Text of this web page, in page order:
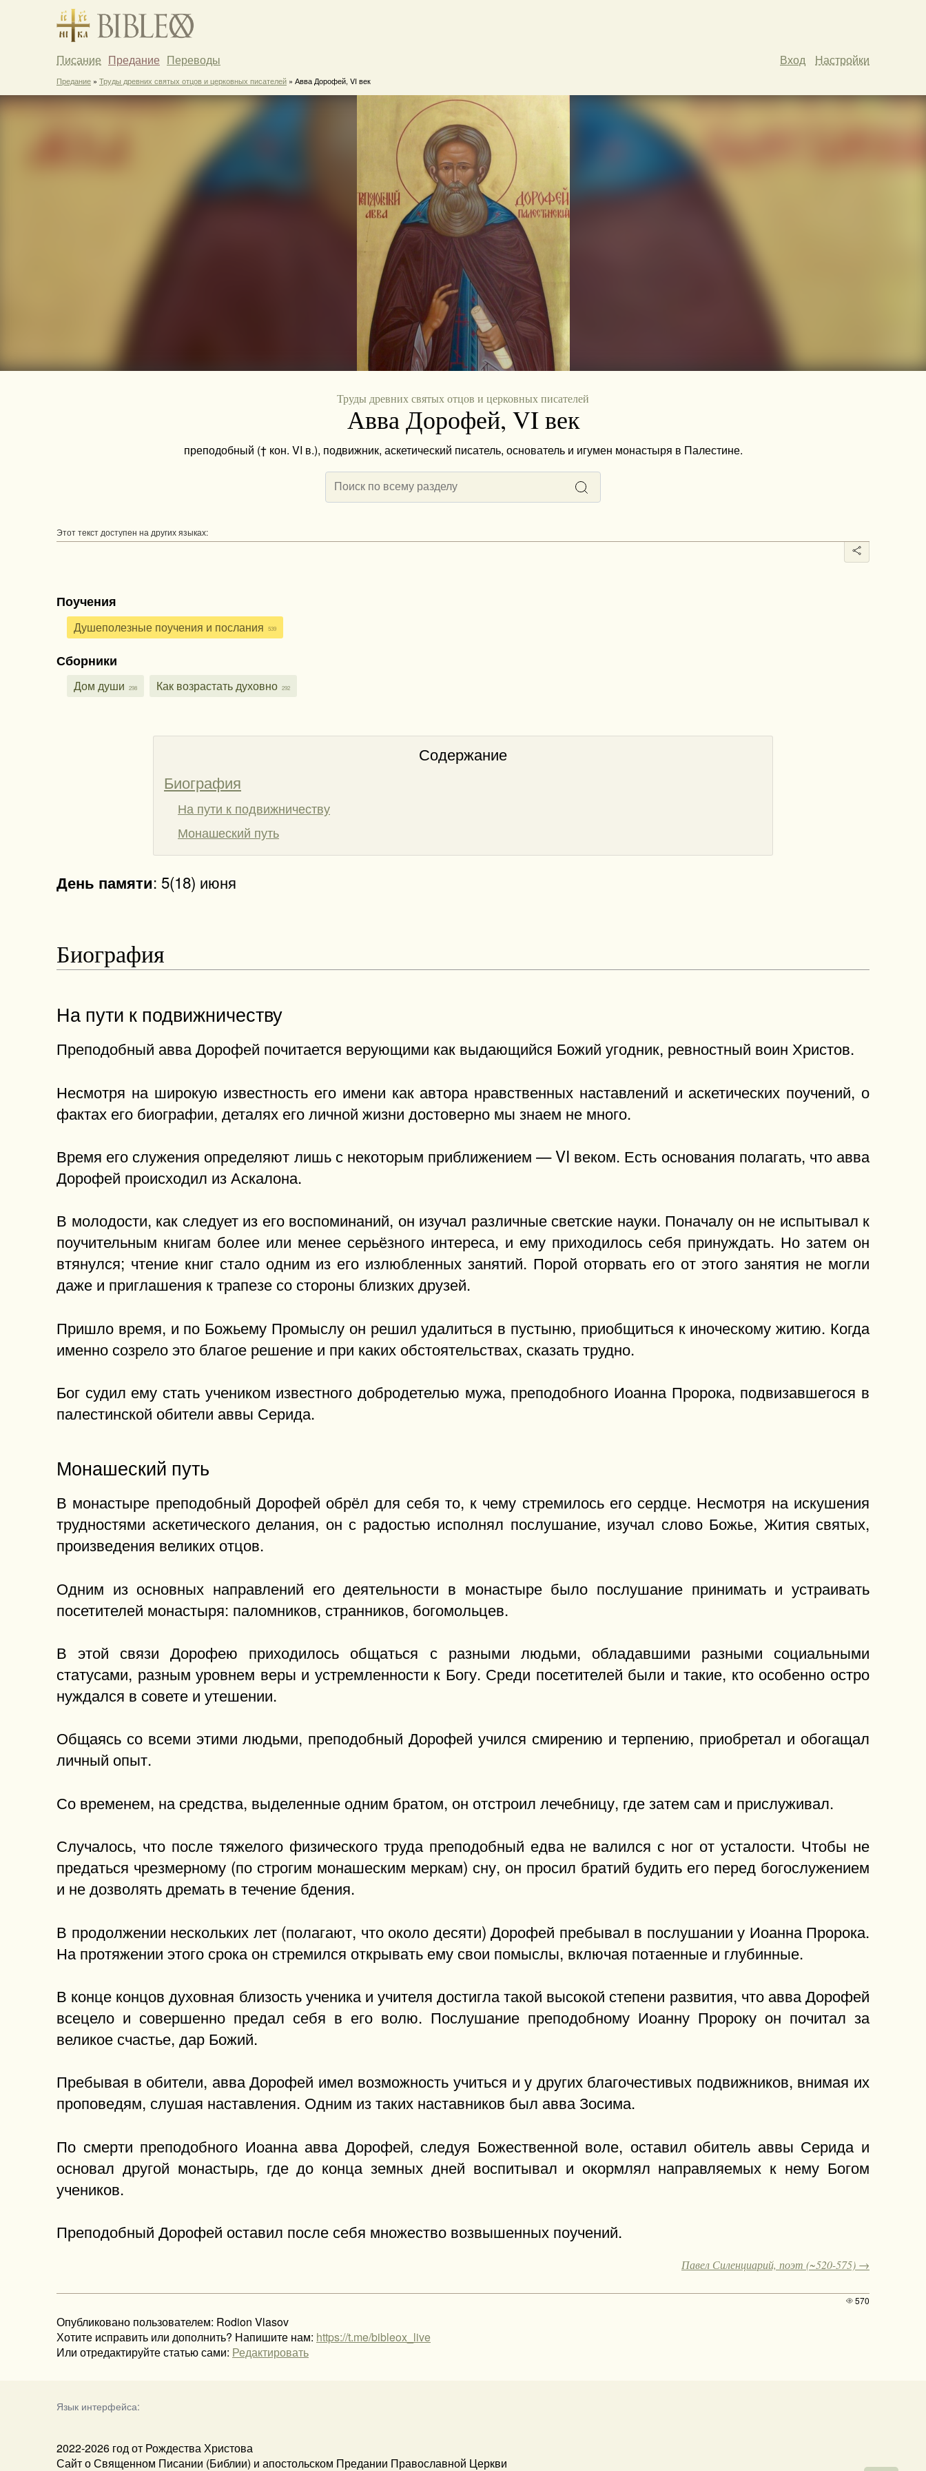
Писание Предание Переводы Вход Настройки
Предание » Труды древних святых отцов и церковных писателей » Авва Дорофей, VI век
Труды древних святых отцов и церковных писателей
Авва Дорофей, VI век
преподобный († кон. VI в.), подвижник, аскетический писатель, основатель и игумен монастыря в Палестине.
Этот текст доступен на других языках:
Поучения
Душеполезные поучения и послания 539
Сборники
Дом души 298 Как возрастать духовно 292
Содержание
Биография
На пути к подвижничеству
Монашеский путь
День памяти: 5(18) июня
Биография
На пути к подвижничеству
Преподобный авва Дорофей почитается верующими как выдающийся Божий угодник, ревностный воин Христов.
Несмотря на широкую известность его имени как автора нравственных наставлений и аскетических поучений, о
фактах его биографии, деталях его личной жизни достоверно мы знаем не много.
Время его служения определяют лишь с некоторым приближением — VI веком. Есть основания полагать, что авва
Дорофей происходил из Аскалона.
В молодости, как следует из его воспоминаний, он изучал различные светские науки. Поначалу он не испытывал к
поучительным книгам более или менее серьёзного интереса, и ему приходилось себя принуждать. Но затем он
втянулся; чтение книг стало одним из его излюбленных занятий. Порой оторвать его от этого занятия не могли
даже и приглашения к трапезе со стороны близких друзей.
Пришло время, и по Божьему Промыслу он решил удалиться в пустыню, приобщиться к иноческому житию. Когда
именно созрело это благое решение и при каких обстоятельствах, сказать трудно.
Бог судил ему стать учеником известного добродетелью мужа, преподобного Иоанна Пророка, подвизавшегося в
палестинской обители аввы Серида.
Монашеский путь
В монастыре преподобный Дорофей обрёл для себя то, к чему стремилось его сердце. Несмотря на искушения
трудностями аскетического делания, он с радостью исполнял послушание, изучал слово Божье, Жития святых,
произведения великих отцов.
Одним из основных направлений его деятельности в монастыре было послушание принимать и устраивать
посетителей монастыря: паломников, странников, богомольцев.
В этой связи Дорофею приходилось общаться с разными людьми, обладавшими разными социальными
статусами, разным уровнем веры и устремленности к Богу. Среди посетителей были и такие, кто особенно остро
нуждался в совете и утешении.
Общаясь со всеми этими людьми, преподобный Дорофей учился смирению и терпению, приобретал и обогащал
личный опыт.
Со временем, на средства, выделенные одним братом, он отстроил лечебницу, где затем сам и прислуживал.
Случалось, что после тяжелого физического труда преподобный едва не валился с ног от усталости. Чтобы не
предаться чрезмерному (по строгим монашеским меркам) сну, он просил братий будить его перед богослужением
и не дозволять дремать в течение бдения.
В продолжении нескольких лет (полагают, что около десяти) Дорофей пребывал в послушании у Иоанна Пророка.
На протяжении этого срока он стремился открывать ему свои помыслы, включая потаенные и глубинные.
В конце концов духовная близость ученика и учителя достигла такой высокой степени развития, что авва Дорофей
всецело и совершенно предал себя в его волю. Послушание преподобному Иоанну Пророку он почитал за
великое счастье, дар Божий.
Пребывая в обители, авва Дорофей имел возможность учиться и у других благочестивых подвижников, внимая их
проповедям, слушая наставления. Одним из таких наставников был авва Зосима.
По смерти преподобного Иоанна авва Дорофей, следуя Божественной воле, оставил обитель аввы Серида и
основал другой монастырь, где до конца земных дней воспитывал и окормлял направляемых к нему Богом
учеников.
Преподобный Дорофей оставил после себя множество возвышенных поучений.
Павел Силенциарий, поэт (~520-575) →
570
Опубликовано пользователем: Rodion Vlasov
Хотите исправить или дополнить? Напишите нам: https://t.me/bibleox_live
Или отредактируйте статью сами: Редактировать
Язык интерфейса:
2022-2026 год от Рождества Христова
Сайт о Священном Писании (Библии) и апостольском Предании Православной Церкви